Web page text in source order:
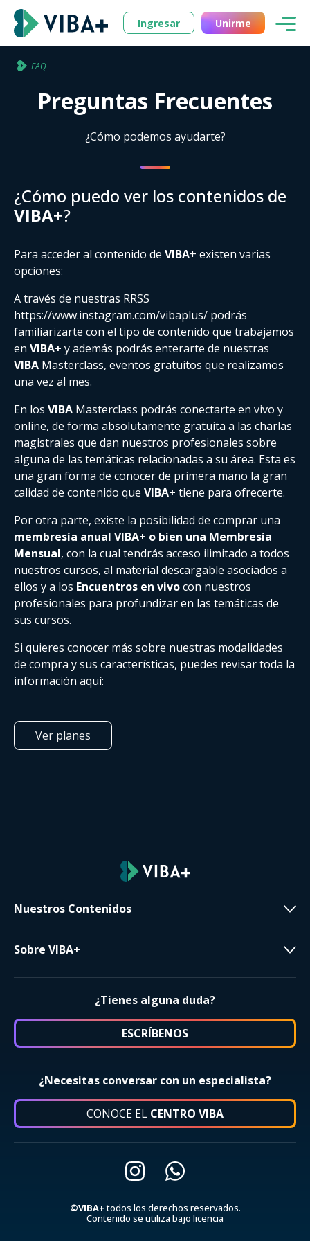
Ingresar Unirme
FAQ
Preguntas Frecuentes
¿Cómo podemos ayudarte?
¿Cómo puedo ver los contenidos de
VIBA+?
Para acceder al contenido de VIBA+ existen varias
opciones:
A través de nuestras RRSS
https://www.instagram.com/vibaplus/ podrás
familiarizarte con el tipo de contenido que trabajamos
en VIBA+ y además podrás enterarte de nuestras
VIBA Masterclass, eventos gratuitos que realizamos
una vez al mes.
En los VIBA Masterclass podrás conectarte en vivo y
online, de forma absolutamente gratuita a las charlas
magistrales que dan nuestros profesionales sobre
alguna de las temáticas relacionadas a su área. Esta es
una gran forma de conocer de primera mano la gran
calidad de contenido que VIBA+ tiene para ofrecerte.
Por otra parte, existe la posibilidad de comprar una
membresía anual VIBA+ o bien una Membresía
Mensual, con la cual tendrás acceso ilimitado a todos
nuestros cursos, al material descargable asociados a
ellos y a los Encuentros en vivocon nuestros
profesionales para profundizar en las temáticas de
sus cursos.
Si quieres conocer más sobre nuestras modalidades
de compra y sus características, puedes revisar toda la
información aquí:
Ver planes
Nuestros Contenidos
Sobre VIBA+
¿Tienes alguna duda?
ESCRÍBENOS
¿Necesitas conversar con un especialista?
CONOCE EL CENTRO VIBA
©VIBA+todos los derechos reservados.
Contenido se utiliza bajo licencia